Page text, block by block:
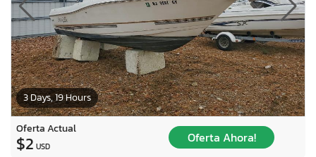
3 Days, 19 Hours
Oferta Actual
$2 USD
Oferta Ahora!